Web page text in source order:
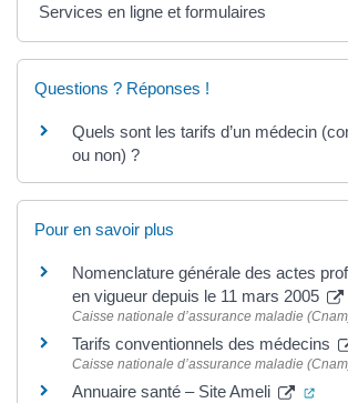
Services en ligne et formulaires
Questions ? Réponses !
Quels sont les tarifs d’un médecin
ou non) ?
Pour en savoir plus
Nomenclature générale des actes
en vigueur depuis le 11 mars 2005
Caisse nationale d’assurance maladie
Tarifs conventionnels des médecins
Caisse nationale d’assurance maladie
Annuaire santé – Site Ameli